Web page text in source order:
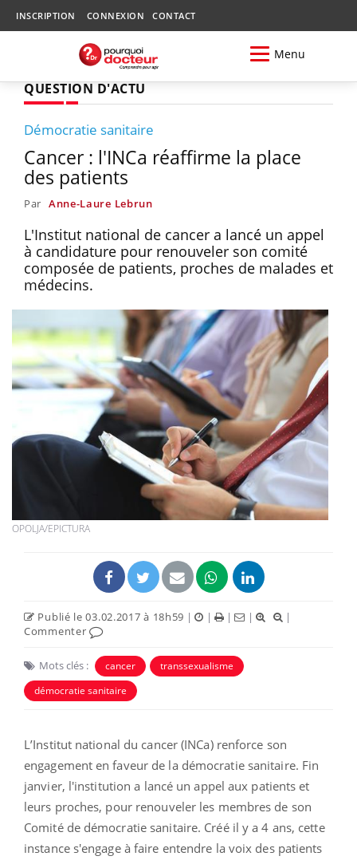
INSCRIPTION CONNEXION CONTACT
Menu
QUESTION D'ACTU
Démocratie sanitaire
Cancer : l'INCa réaffirme la place
des patients
Par Anne-Laure Lebrun
L'Institut national de cancer a lancé un appel
à candidature pour renouveler son comité
composée de patients, proches de malades et
médecins.
OPOLJA/EPICTURA
Publié le 03.02.2017 à 18h59 | | | |
|
Commenter
Mots clés : cancer
transsexualisme
démocratie sanitaire
L’Institut national du cancer (INCa) renforce son
engagement en faveur de la démocratie sanitaire. Fin
janvier, l'institution a lancé un appel aux patients et
leurs proches, pour renouveler les membres de son
Comité de démocratie sanitaire. Créé il y a 4 ans, cette
instance s'engage à faire entendre la voix des patients